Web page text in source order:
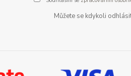
Můžete se kdykoli